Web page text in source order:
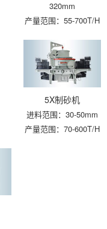
320mm
产量范围：55-700T/H
5X制砂机
进料范围：30-50mm
产量范围：70-600T/H